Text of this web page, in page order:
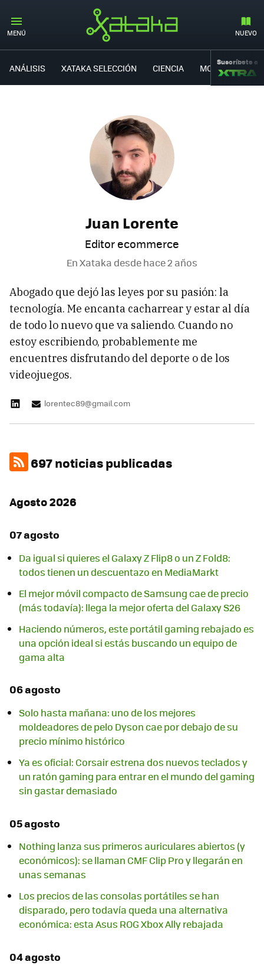
MENÚ NUEVO
ANÁLISIS XATAKA SELECCIÓN CIENCIA MOVILIDAD
Suscríbete a
Juan Lorente
Editor ecommerce
En Xataka desdehace 2 años
Abogado que dejó las leyes por su pasión: la
tecnología. Me encanta cacharrear y estar al día
de todo lo nuevo que va saliendo. Cuando no
estoy escribiendo, probablemente me
encuentres disfrutando del deporte o de los
videojuegos.
lorentec89@gmail.com
697 noticias publicadas
Agosto 2026
07 agosto
Da igual si quieres el Galaxy Z Flip8 o un Z Fold8:
todos tienen un descuentazo en MediaMarkt
El mejor móvil compacto de Samsung cae de precio
(más todavía): llega la mejor oferta del Galaxy S26
Haciendo números, este portátil gaming rebajado es
una opción ideal si estás buscando un equipo de
gama alta
06 agosto
Solo hasta mañana: uno de los mejores
moldeadores de pelo Dyson cae por debajo de su
precio mínimo histórico
Ya es oficial: Corsair estrena dos nuevos teclados y
un ratón gaming para entrar en el mundo del gaming
sin gastar demasiado
05 agosto
Nothing lanza sus primeros auriculares abiertos (y
económicos): se llaman CMF Clip Pro y llegarán en
unas semanas
Los precios de las consolas portátiles se han
disparado, pero todavía queda una alternativa
económica: esta Asus ROG Xbox Ally rebajada
04 agosto